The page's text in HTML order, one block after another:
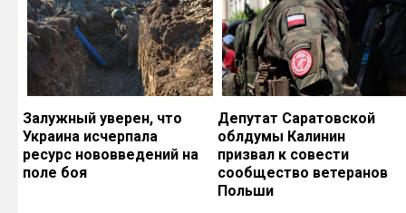
Залужный уверен, что
Украина исчерпала
ресурс нововведений на
поле боя
Депутат Саратовской
облдумы Калинин
призвал к совести
сообщество ветеранов
Польши